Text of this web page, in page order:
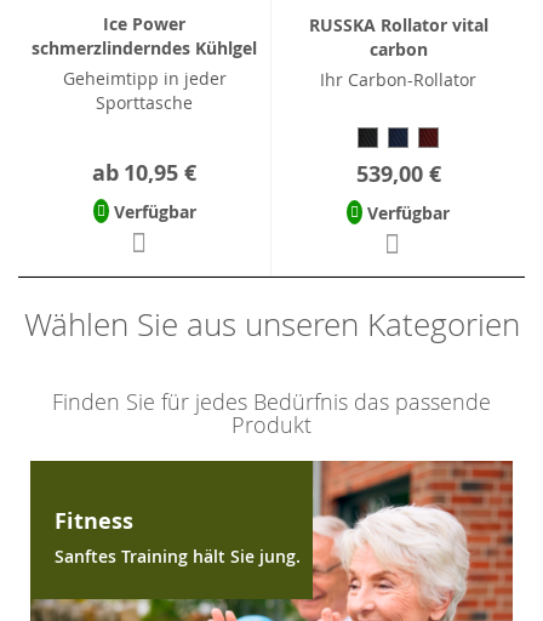
Ice Power
schmerzlinderndes Kühlgel
Geheimtipp in jeder
Sporttasche
ab 10,95 €
Verfügbar
RUSSKA Rollator vital
carbon
Ihr Carbon-Rollator
539,00 €
Verfügbar
Wählen Sie aus unseren Kategorien
Finden Sie für jedes Bedürfnis das passende
Produkt
Fitness
Sanftes Training hält Sie jung.